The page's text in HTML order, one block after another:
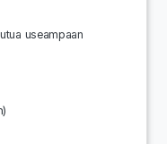
useampaan